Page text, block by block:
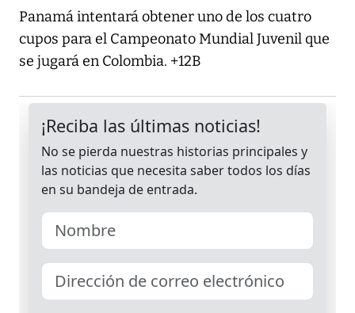
Panamá intentará obtener uno de los cuatro
cupos para el Campeonato Mundial Juvenil que
se jugará en Colombia. +12B